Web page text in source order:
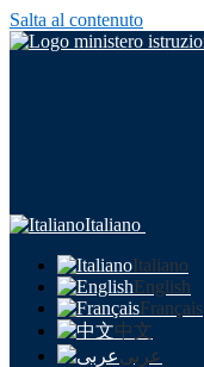
Salta al contenuto
Italiano
Italiano
English
Français
中文
عربى